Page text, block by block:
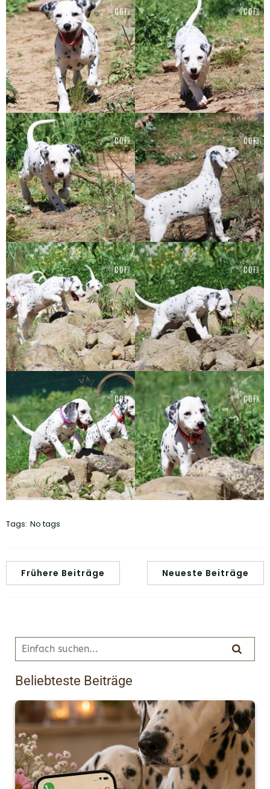
Tags: No tags
Frühere Beiträge Neueste Beiträge
Beliebteste Beiträge